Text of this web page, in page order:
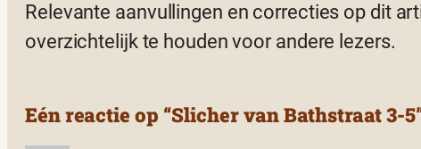
Relevante aanvullingen en correcties op dit
overzichtelijk te houden voor andere lezers.
Eén reactie op “Slicher van Bathstraat 3-